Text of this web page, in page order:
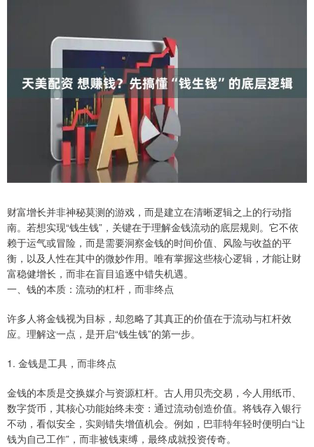
财富增长并非神秘莫测的游戏，而是建立在清晰逻辑之上的行动指
南。若想实现“钱生钱”，关键在于理解金钱流动的底层规则。它不依
赖于运气或冒险，而是需要洞察金钱的时间价值、风险与收益的平
衡，以及人性在其中的微妙作用。唯有掌握这些核心逻辑，才能让财
富稳健增长，而非在盲目追逐中错失机遇。
一、钱的本质：流动的杠杆，而非终点
许多人将金钱视为目标，却忽略了其真正的价值在于流动与杠杆效
应。理解这一点，是开启“钱生钱”的第一步。
1. 金钱是工具，而非终点
金钱的本质是交换媒介与资源杠杆。古人用贝壳交易，今人用纸币、
数字货币，其核心功能始终未变：通过流动创造价值。将钱存入银行
不动，看似安全，实则错失增值机会。例如，巴菲特年轻时便明白“让
钱为自己工作”，而非被钱束缚，最终成就投资传奇。